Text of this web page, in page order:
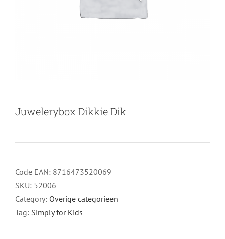
Juwelerybox Dikkie Dik
Code EAN: 8716473520069
SKU: 52006
Category: Overige categorieen
Tag: Simply for Kids